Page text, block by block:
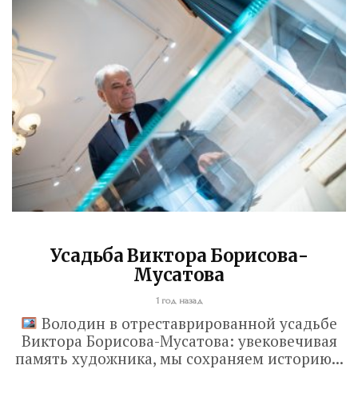
Усадьба Виктора Борисова-
Мусатова
1 год назад
Володин в отреставрированной усадьбе
Виктора Борисова-Мусатова: увековечивая
память художника, мы сохраняем историю...